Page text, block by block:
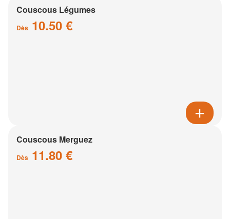
Couscous Légumes
Dès 10.50 €
Couscous Merguez
Dès 11.80 €